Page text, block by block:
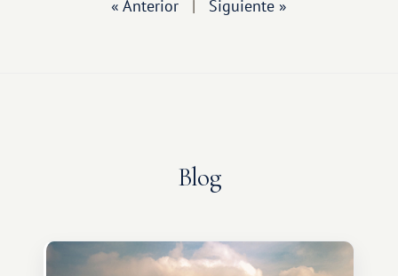
« Anterior | Siguiente »
Blog